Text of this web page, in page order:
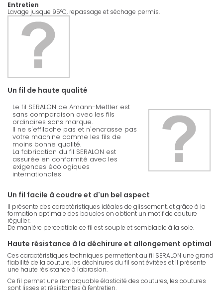
Entretien
Lavage jusque 95°C, repassage et séchage permis.
Un fil de haute qualité
Le fil SERALON de Amann-Mettler est
sans comparaison avec les fils
ordinaires sans marque.
Il ne s'effiloche pas et n'encrasse pas
votre machine comme les fils de
moins bonne qualité.
La fabrication du fil SERALON est
assurée en conformité avec les
exigences écologiques
internationales
Un fil facile à coudre et d'un bel aspect
Il présente des caractéristiques idéales de glissement, et grâce à la
formation optimale des boucles on obtient un motif de couture
régulier.
De manière perceptible ce fil est souple et semblable à la soie.
Haute résistance à la déchirure et allongement optimal
Ces caractéristiques techniques permettent au fil SERALON une grand
fiabilité de la couture, les déchirures du fil sont évitées et il présente
une haute résistance à l'abrasion.
Ce fil permet une remarquable élasticité des coutures, les coutures
sont lisses et résistantes à l'entretien.